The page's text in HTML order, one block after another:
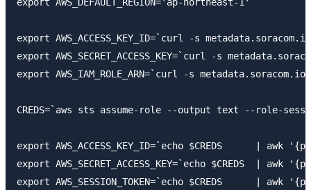
export AWS_ACCESS_KEY_ID=`curl -s
export AWS_SECRET_ACCESS_KEY=`curl -s
export AWS_IAM_ROLE_ARN=`curl -s
CREDS=`aws sts assume-role --output text --role-
export AWS_ACCESS_KEY_ID=`echo $CREDS      | awk
export AWS_SECRET_ACCESS_KEY=`echo $CREDS  | awk
export AWS_SESSION_TOKEN=`echo $CREDS      | awk